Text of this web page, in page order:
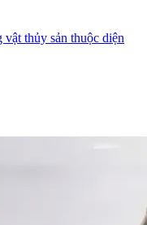
thủy sản thuộc diện